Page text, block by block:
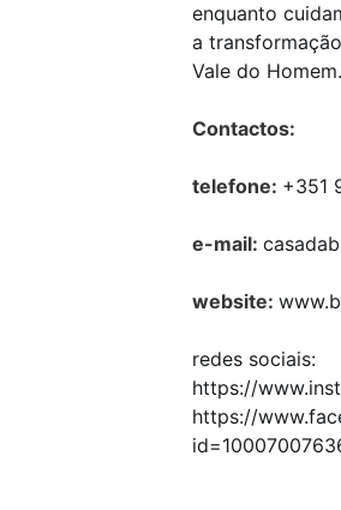
enquanto
a
Vale do Homem.
Contactos:
telefone: +351
e-mail:
website:
redes sociais:
https://
https://